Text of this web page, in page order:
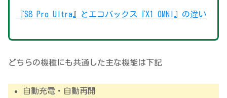
『S8 Pro Ultra』とエコバックス『X1 OMNI』の違い
どちらの機種にも共通した主な機能は下記
自動充電・自動再開